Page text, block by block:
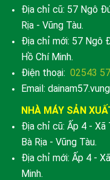
Địa chỉ cũ: 57 Ngô
Rịa - Vũng Tàu.
Địa chỉ mới: 57 Ngô
Hồ Chí Minh.
Điện thoại: 02543
Email:
NHÀ MÁY SẢN
Địa chỉ cũ: Ấp 4 - Xã
Bà Rịa - Vũng Tàu.
Địa chỉ mới: Ấp 4 -
Minh.